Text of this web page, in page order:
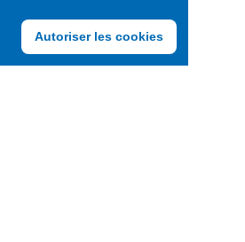
Autoriser les cookies